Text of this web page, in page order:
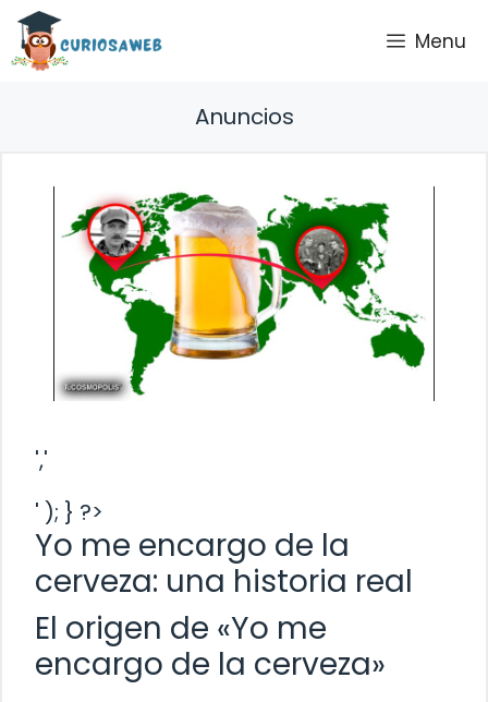
Saltar
contenido
Menu
Anuncios
','
' ); } ?>
Yo me encargo de la
cerveza: una historia real
El origen de «Yo me
encargo de la cerveza»